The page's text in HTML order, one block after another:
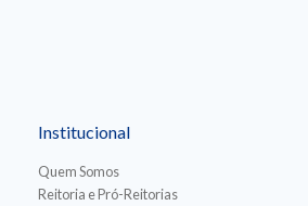
Institucional
Quem Somos
Reitoria e Pró-Reitorias